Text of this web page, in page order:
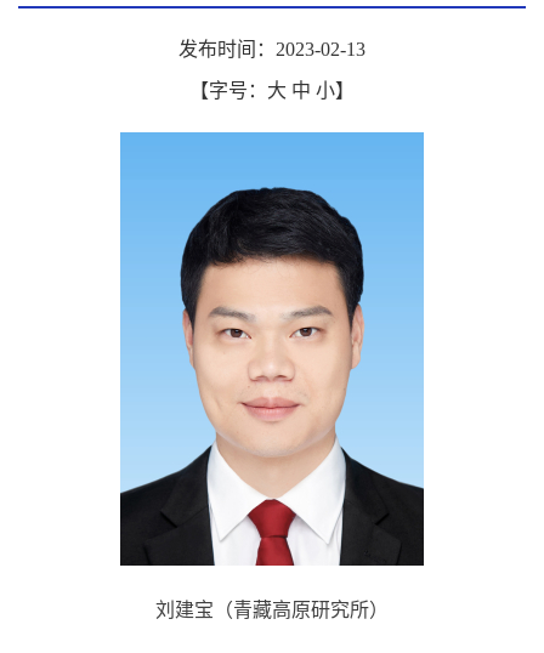
发布时间：2023-02-13
【字号： 大 中 小】
刘建宝（青藏高原研究所）